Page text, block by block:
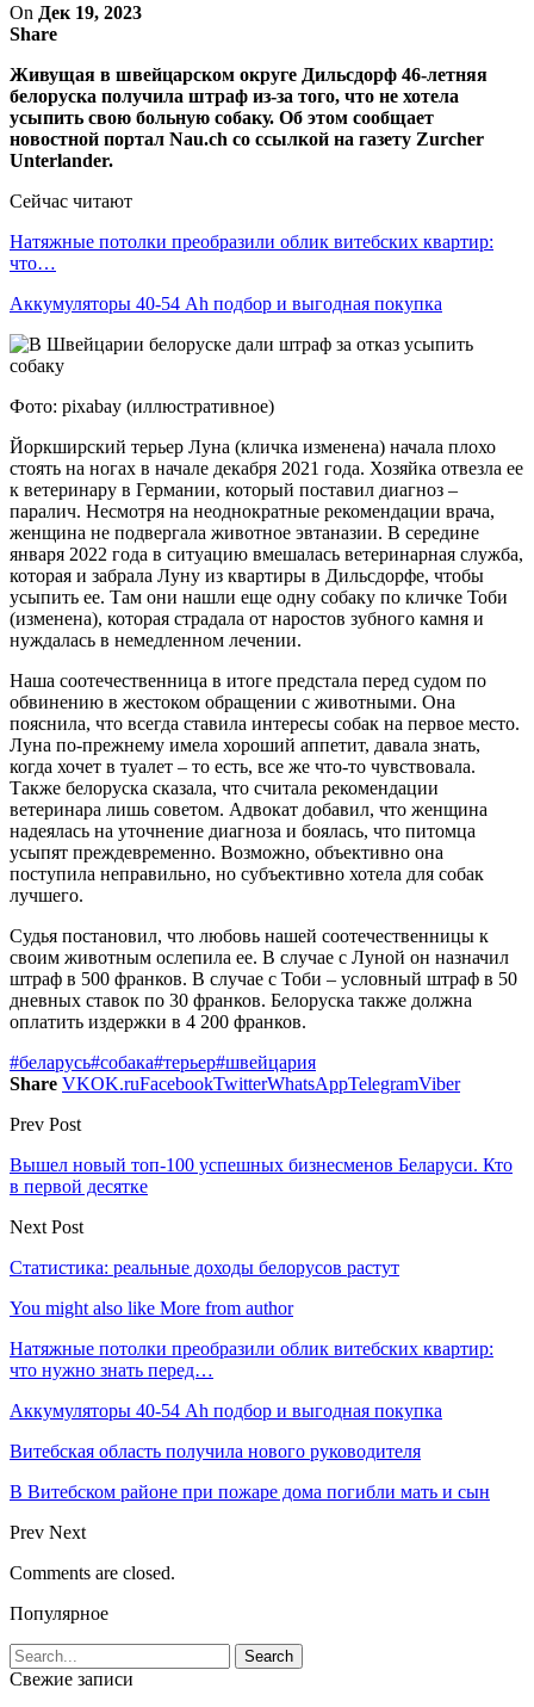
On Дек 19, 2023
Share
Живущая в швейцарском округе Дильсдорф 46-летняя
белоруска получила штраф из-за того, что не хотела
усыпить свою больную собаку. Об этом сообщает
новостной портал Nau.ch со ссылкой на газету Zurcher
Unterlander.
Сейчас читают
Натяжные потолки преобразили облик витебских квартир:
что…
Аккумуляторы 40-54 Ah подбор и выгодная покупка
Фото: pixabay (иллюстративное)
Йоркширский терьер Луна (кличка изменена) начала плохо
стоять на ногах в начале декабря 2021 года. Хозяйка отвезла ее
к ветеринару в Германии, который поставил диагноз –
паралич. Несмотря на неоднократные рекомендации врача,
женщина не подвергала животное эвтаназии. В середине
января 2022 года в ситуацию вмешалась ветеринарная служба,
которая и забрала Луну из квартиры в Дильсдорфе, чтобы
усыпить ее. Там они нашли еще одну собаку по кличке Тоби
(изменена), которая страдала от наростов зубного камня и
нуждалась в немедленном лечении.
Наша соотечественница в итоге предстала перед судом по
обвинению в жестоком обращении с животными. Она
пояснила, что всегда ставила интересы собак на первое место.
Луна по-прежнему имела хороший аппетит, давала знать,
когда хочет в туалет – то есть, все же что-то чувствовала.
Также белоруска сказала, что считала рекомендации
ветеринара лишь советом. Адвокат добавил, что женщина
надеялась на уточнение диагноза и боялась, что питомца
усыпят преждевременно. Возможно, объективно она
поступила неправильно, но субъективно хотела для собак
лучшего.
Судья постановил, что любовь нашей соотечественницы к
своим животным ослепила ее. В случае с Луной он назначил
штраф в 500 франков. В случае с Тоби – условный штраф в 50
дневных ставок по 30 франков. Белоруска также должна
оплатить издержки в 4 200 франков.
#беларусь#собака#терьер#швейцария
Share VKOK.ruFacebookTwitterWhatsAppTelegramViber
Prev Post
Вышел новый топ-100 успешных бизнесменов Беларуси. Кто
в первой десятке
Next Post
Статистика: реальные доходы белорусов растут
You might also like More from author
Натяжные потолки преобразили облик витебских квартир:
что нужно знать перед…
Аккумуляторы 40-54 Ah подбор и выгодная покупка
Витебская область получила нового руководителя
В Витебском районе при пожаре дома погибли мать и сын
Prev Next
Comments are closed.
Популярное
Свежие записи